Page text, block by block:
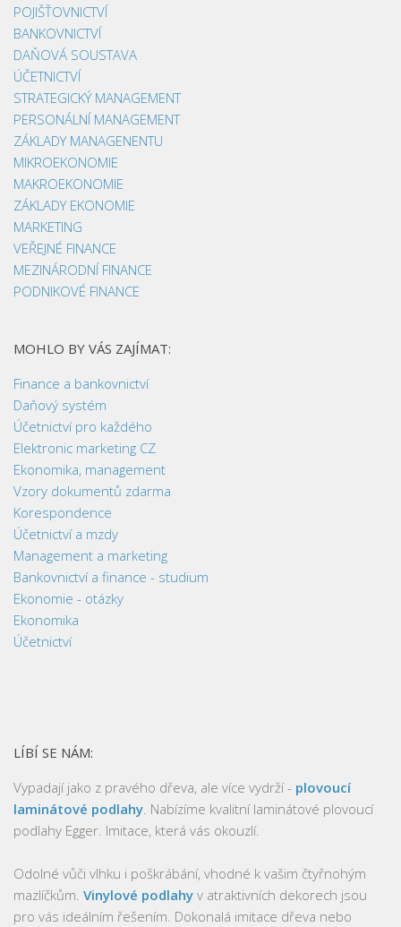
POJIŠŤOVNICTVÍ
BANKOVNICTVÍ
DAŇOVÁ SOUSTAVA
ÚČETNICTVÍ
STRATEGICKÝ MANAGEMENT
PERSONÁLNÍ MANAGEMENT
ZÁKLADY MANAGENENTU
MIKROEKONOMIE
MAKROEKONOMIE
ZÁKLADY EKONOMIE
MARKETING
VEŘEJNÉ FINANCE
MEZINÁRODNÍ FINANCE
PODNIKOVÉ FINANCE
MOHLO BY VÁS ZAJÍMAT:
Finance a bankovnictví
Daňový systém
Účetnictví pro každého
Elektronic marketing CZ
Ekonomika, management
Vzory dokumentů zdarma
Korespondence
Účetnictví a mzdy
Management a marketing
Bankovnictví a finance - studium
Ekonomie - otázky
Ekonomika
Účetnictví
LÍBÍ SE NÁM:
Vypadají jako z pravého dřeva, ale více vydrží - plovoucí
laminátové podlahy . Nabízíme kvalitní laminátové plovoucí
podlahy Egger. Imitace, která vás okouzlí.
Odolné vůči vlhku i poškrábání, vhodné k vašim čtyřnohým
mazlíčkům. Vinylové podlahy v atraktivních dekorech jsou
pro vás ideálním řešením. Dokonalá imitace dřeva nebo